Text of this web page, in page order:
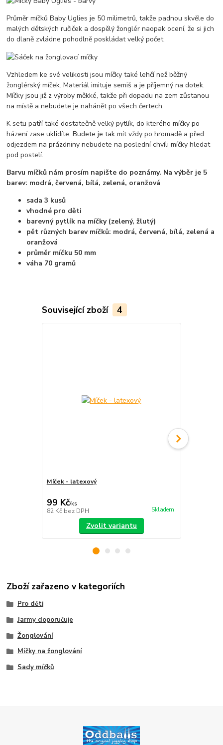
Průměr míčků Baby Uglies je 50 milimetrů, takže padnou skvěle do
malých dětských ručiček a dospělý žonglér naopak ocení, že si jich
do dlaně zvládne pohodlně poskládat velký počet.
Vzhledem ke své velikosti jsou míčky také lehčí než běžný
žonglérský míček. Materiál imituje semiš a je příjemný na dotek.
Míčky jsou již z výroby měkké, takže při dopadu na zem zůstanou
na místě a nebudete je nahánět po všech čertech.
K setu patří také dostatečně velký pytlík, do kterého míčky po
házení zase uklidíte. Budete je tak mít vždy po hromadě a před
odjezdem na prázdniny nebudete na poslední chvíli míčky hledat
pod postelí.
Barvu míčků nám prosím napište do poznámy. Na výběr je 5
barev: modrá, červená, bílá, zelená, oranžová
sada 3 kusů
vhodné pro děti
barevný pytlík na míčky (zelený, žlutý)
pět různých barev míčků: modrá, červená, bílá, zelená a
oranžová
průměr míčku 50 mm
váha 70 gramů
Související zboží 4
Míček - latexový
99 Kč/ks
82 Kč bez DPH Skladem
Zvolit variantu
Zboží zařazeno v kategoriích
Pro děti
Jarmy doporučuje
Žonglování
Míčky na žonglování
Sady míčků